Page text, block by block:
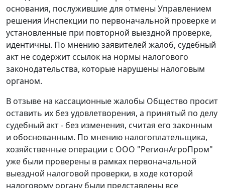
основания, послужившие для отмены Управлением
решения Инспекции по первоначальной проверке и
установленные при повторной выездной проверке,
идентичны. По мнению заявителей жалоб, судебный
акт не содержит ссылок на нормы налогового
законодательства, которые нарушены налоговым
органом.
В отзыве на кассационные жалобы Общество просит
оставить их без удовлетворения, а принятый по делу
судебный акт - без изменения, считая его законным
и обоснованным. По мнению налогоплательщика,
хозяйственные операции с ООО "РегионАгроПром"
уже были проверены в рамках первоначальной
выездной налоговой проверки, в ходе которой
налоговому органу были представлены все